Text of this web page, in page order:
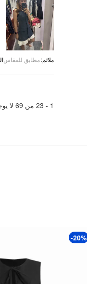
ملائم:مطابق للمقاس
1 -
23 من 69 لا
-20%